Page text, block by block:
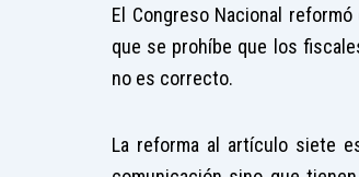
El Congreso Nacional
que se prohíbe que los
no es correcto.
La reforma al artículo siete